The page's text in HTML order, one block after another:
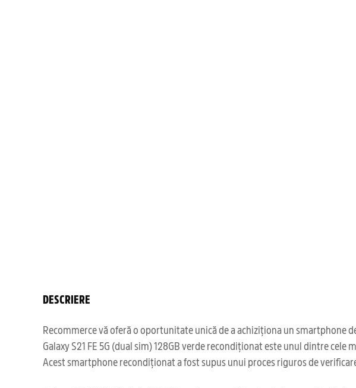
DESCRIERE
Recommerce vă oferă o oportunitate unică de a achiziționa un smartphone
Galaxy S21 FE 5G (dual sim) 128GB verde recondiționat este unul dintre
Acest smartphone recondiționat a fost supus unui proces riguros de